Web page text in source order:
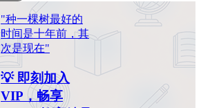
"种一棵树最好的
时间是十年前，其
次是现在"
💡 即刻加入
VIP，畅享